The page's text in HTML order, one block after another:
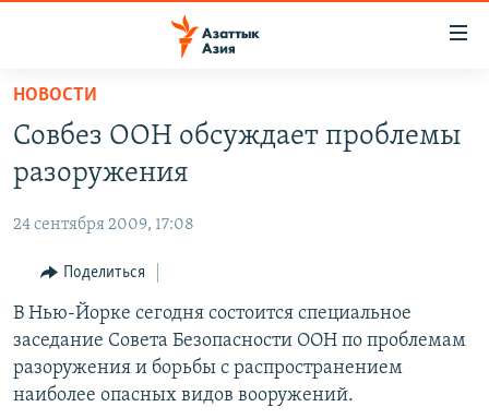
Вернуться
основному
содержанию
Вернутся
навигации
Вернутся
поиску
ЦЕНТРАЛЬНАЯ АЗИЯ
УЗБЕКИСТАН
ТАДЖИКИСТАН
ВОЙНА В УКРАИНЕ
НА ДРУГИХ ЯЗЫКАХ
ҚАЗАҚША
КЫРГЫЗЧА
ЎЗБЕКЧА
ТОҶИКӢ
Все сайты РСЕ/РС
НОВОСТИ
Совбез ООН обсуждает проблемы
разоружения
24 сентября 2009, 17:08
Поделиться
В Нью-Йорке сегодня состоится специальное
заседание Совета Безопасности ООН по проблемам
разоружения и борьбы с распространением
наиболее опасных видов вооружений.